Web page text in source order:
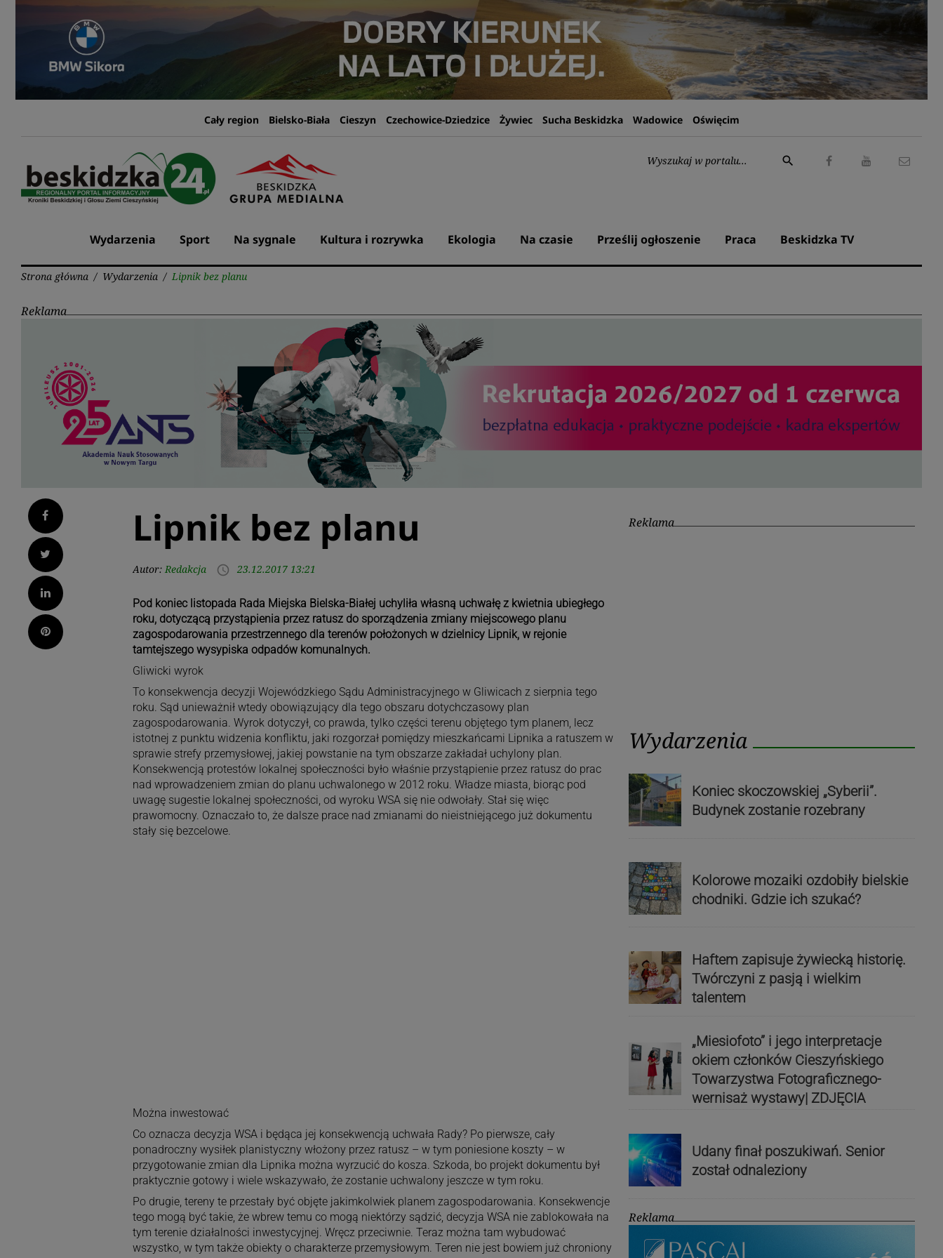
Przejdź
Cały region Bielsko-Biała Cieszyn Czechowice-Dziedzice Żywiec Sucha Beskidzka Wadowice Oświęcim
Wyszukaj:
search
Wydarzenia Sport Na sygnale Kultura i rozrywka Ekologia Na czasie Prześlij ogłoszenie Praca Beskidzka TV
Strona główna / Wydarzenia / Lipnik bez planu
Reklama
Facebook
Twitter
LinkedIn
Pinterest
Lipnik bez planu
Autor: Redakcja access_time 23.12.2017 13:21
Pod koniec listopada Rada Miejska Bielska-Białej uchyliła własną uchwałę z kwietnia ubiegłego
roku, dotyczącą przystąpienia przez ratusz do sporządzenia zmiany miejscowego planu
zagospodarowania przestrzennego dla terenów położonych w dzielnicy Lipnik, w rejonie
tamtejszego wysypiska odpadów komunalnych.
Gliwicki wyrok
To konsekwencja decyzji Wojewódzkiego Sądu Administracyjnego w Gliwicach z sierpnia tego
roku. Sąd unieważnił wtedy obowiązujący dla tego obszaru dotychczasowy plan
zagospodarowania. Wyrok dotyczył, co prawda, tylko części terenu objętego tym planem, lecz
istotnej z punktu widzenia konfliktu, jaki rozgorzał pomiędzy mieszkańcami Lipnika a ratuszem w
sprawie strefy przemysłowej, jakiej powstanie na tym obszarze zakładał uchylony plan.
Konsekwencją protestów lokalnej społeczności było właśnie przystąpienie przez ratusz do prac
nad wprowadzeniem zmian do planu uchwalonego w 2012 roku. Władze miasta, biorąc pod
uwagę sugestie lokalnej społeczności, od wyroku WSA się nie odwołały. Stał się więc
prawomocny. Oznaczało to, że dalsze prace nad zmianami do nieistniejącego już dokumentu
stały się bezcelowe.
Można inwestować
Co oznacza decyzja WSA i będąca jej konsekwencją uchwała Rady? Po pierwsze, cały
ponadroczny wysiłek planistyczny włożony przez ratusz – w tym poniesione koszty – w
przygotowanie zmian dla Lipnika można wyrzucić do kosza. Szkoda, bo projekt dokumentu był
praktycznie gotowy i wiele wskazywało, że zostanie uchwalony jeszcze w tym roku.
Po drugie, tereny te przestały być objęte jakimkolwiek planem zagospodarowania. Konsekwencje
tego mogą być takie, że wbrew temu co mogą niektórzy sądzić, decyzja WSA nie zablokowała na
tym terenie działalności inwestycyjnej. Wręcz przeciwnie. Teraz można tam wybudować
wszystko, w tym także obiekty o charakterze przemysłowym. Teren nie jest bowiem już chroniony
Reklama
Wydarzenia
Koniec skoczowskiej „Syberii”.
Budynek zostanie rozebrany
Kolorowe mozaiki ozdobiły bielskie
chodniki. Gdzie ich szukać?
Haftem zapisuje żywiecką historię.
Twórczyni z pasją i wielkim
talentem
„Miesiofoto” i jego interpretacje
okiem członków Cieszyńskiego
Towarzystwa Fotograficznego-
wernisaż wystawy| ZDJĘCIA
Udany finał poszukiwań. Senior
został odnaleziony
Reklama